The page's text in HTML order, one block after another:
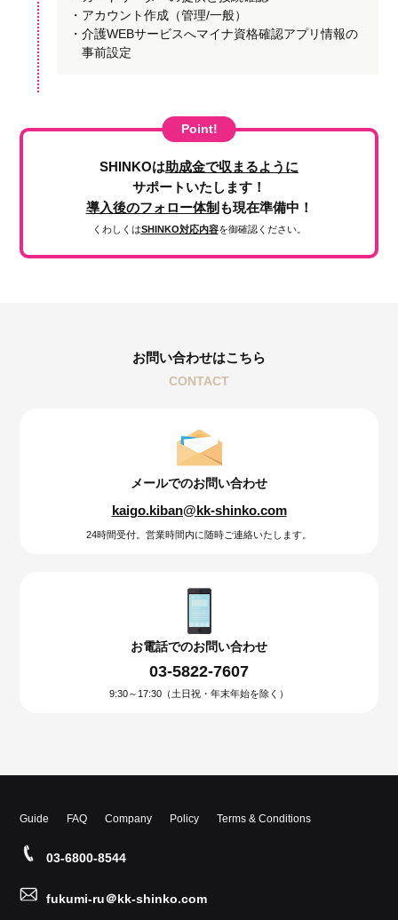
・アカウント作成（管理/一般）
・介護WEBサービスへマイナ資格確認アプリ情報の
事前設定
Point!
SHINKOは助成金で収まるように
サポートいたします！
導入後のフォロー体制 も現在準備中！
くわしくはSHINKO対応内容を御確認ください。
お問い合わせはこちら
CONTACT
メールでのお問い合わせ
kaigo.kiban@kk-shinko.com
24時間受付。営業時間内に随時ご連絡いたします。
お電話でのお問い合わせ
03-5822-7607
9:30～17:30（土日祝・年末年始を除く）
Guide FAQ Company Policy Terms & Conditions
03-6800-8544
fukumi-ru＠kk-shinko.com